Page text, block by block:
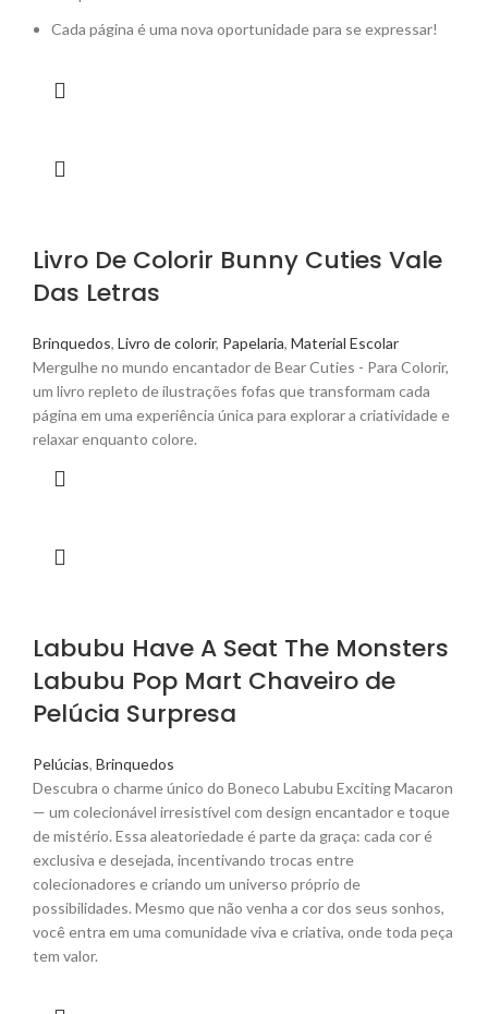
Cada página é uma nova oportunidade para se expressar!
Livro De Colorir Bunny Cuties Vale
Das Letras
Brinquedos, Livro de colorir, Papelaria, Material Escolar
Mergulhe no mundo encantador de Bear Cuties - Para Colorir,
um livro repleto de ilustrações fofas que transformam cada
página em uma experiência única para explorar a criatividade e
relaxar enquanto colore.
Labubu Have A Seat The Monsters
Labubu Pop Mart Chaveiro de
Pelúcia Surpresa
Pelúcias, Brinquedos
Descubra o charme único do Boneco Labubu Exciting Macaron
— um colecionável irresistível com design encantador e toque
de mistério. Essa aleatoriedade é parte da graça: cada cor é
exclusiva e desejada, incentivando trocas entre
colecionadores e criando um universo próprio de
possibilidades. Mesmo que não venha a cor dos seus sonhos,
você entra em uma comunidade viva e criativa, onde toda peça
tem valor.